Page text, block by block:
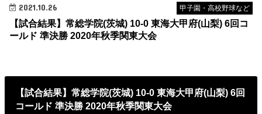
甲子園・高校野球など
2021.10.26
【試合結果】常総学院(茨城) 10-0 東海大甲府(山梨) 6回コ
ールド 準決勝 2020年秋季関東大会
【試合結果】常総学院(茨城) 10-0 東海大甲府(山梨) 6回
コールド 準決勝 2020年秋季関東大会